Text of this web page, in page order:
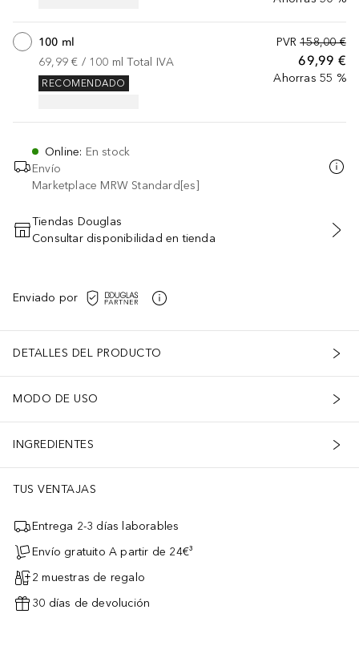
PVR 158,00 €
69,99 €
Ahorras 55 %
100 ml
69,99 € / 100 ml Total IVA
RECOMENDADO
Online: En stock
Envío
Marketplace MRW Standard[es]
AÑADIR AL CARRITO
Tiendas Douglas
Consultar disponibilidad en tienda
Enviado por
DETALLES DEL PRODUCTO
MODO DE USO
INGREDIENTES
TUS VENTAJAS
Entrega 2-3 días laborables
Envío gratuito A partir de 24€³
2 muestras de regalo
30 días de devolución